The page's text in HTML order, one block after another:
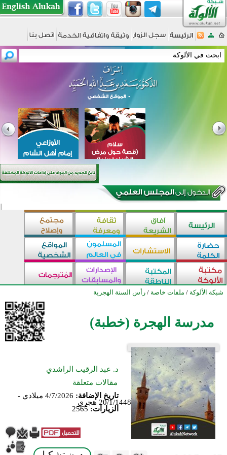
شبكة الألوكة / ملفات خاصة / رأس السنة الهجرية
مدرسة الهجرة (خطبة)
د. عبد الرقيب الراشدي
مقالات متعلقة
تاريخ الإضافة:
4/7/2026 ميلادي -
20/1/1448 هجري
الزيارات: 2565